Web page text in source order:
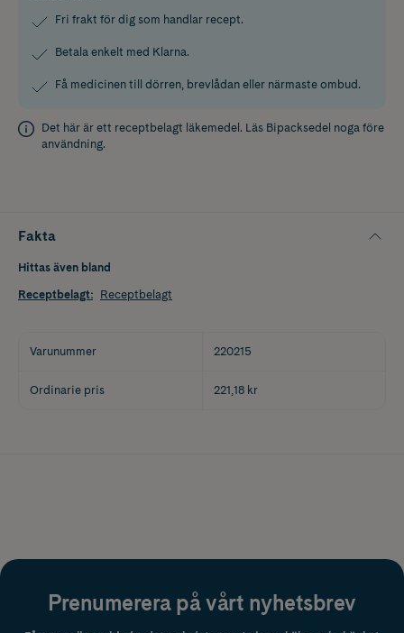
Fri frakt för dig som handlar recept.
Betala enkelt med Klarna.
Få medicinen till dörren, brevlådan eller närmaste ombud.
Det här är ett receptbelagt läkemedel. Läs Bipacksedel noga före
användning.
Fakta
Hittas även bland
Receptbelagt: Receptbelagt
Varunummer 220215
Ordinarie pris 221,18 kr
Prenumerera på vårt nyhetsbrev